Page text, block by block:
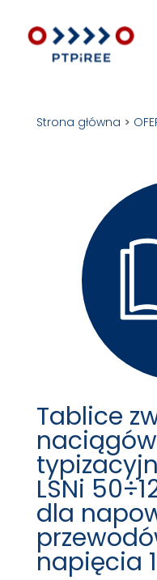
Strona główna >
Tablice
LSNi
dla
napięcia